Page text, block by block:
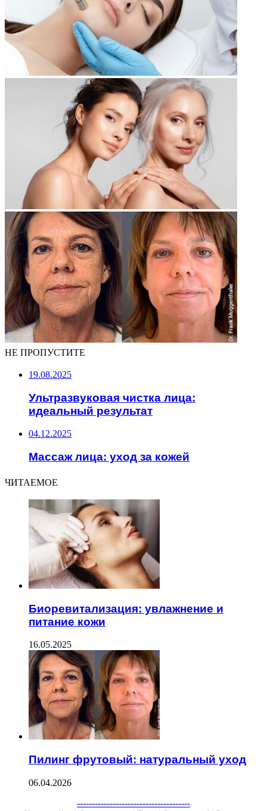
НЕ ПРОПУСТИТЕ
19.08.2025
Ультразвуковая чистка лица:
идеальный результат
04.12.2025
Массаж лица: уход за кожей
ЧИТАЕМОЕ
Биоревитализация: увлажнение и
питание кожи
16.05.2025
Пилинг фрутовый: натуральный уход
06.04.2026
--------------------------------------